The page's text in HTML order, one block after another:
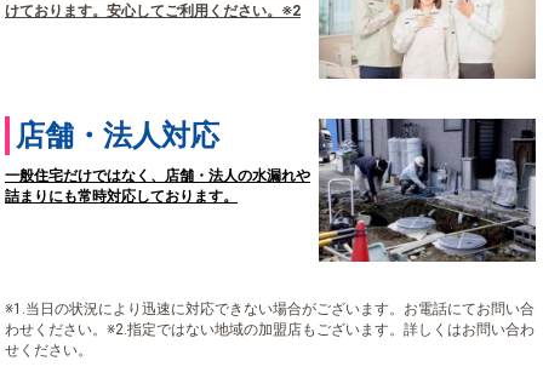
けております。安心してご利用ください。※2
店舗・法人対応
一般住宅だけではなく、店舗・法人の水漏れや
詰まりにも常時対応しております。
※1.当日の状況により迅速に対応できない場合がございます。お電話にてお問い合
わせください。※2.指定ではない地域の加盟店もございます。詳しくはお問い合わ
せください。